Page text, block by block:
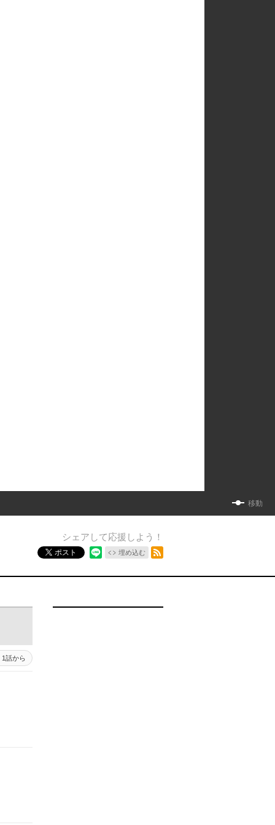
移動
シェアして応援しよう！
ポスト 埋め込む
1話から